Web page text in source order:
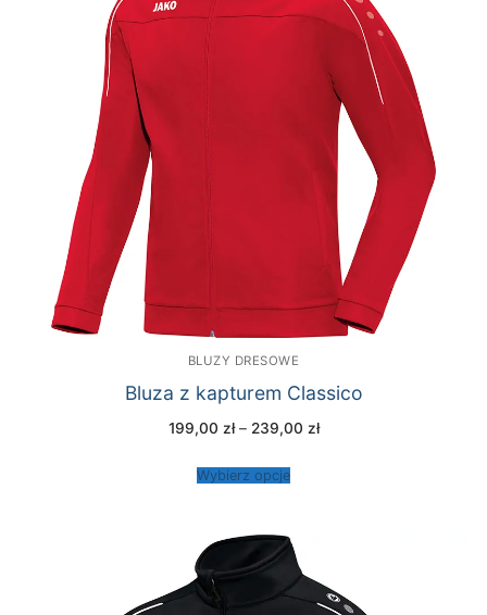
BLUZY DRESOWE
Bluza z kapturem Classico
199,00 zł – 239,00 złZakres
Wybierz opcje